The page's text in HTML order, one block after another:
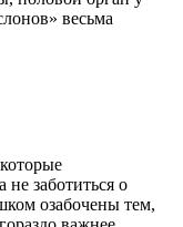
весьма
заботиться о
озабочены тем,